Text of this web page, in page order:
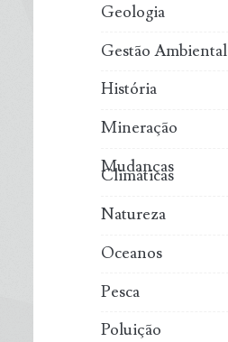
Geologia
Gestão Ambiental
História
Mineração
Mudanças
Climáticas
Natureza
Oceanos
Pesca
Poluição